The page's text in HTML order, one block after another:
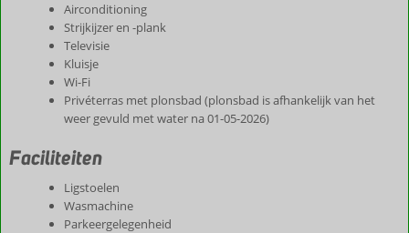
Airconditioning
Strijkijzer en -plank
Televisie
Kluisje
Wi-Fi
Privéterras met plonsbad (plonsbad is afhankelijk van het
weer gevuld met water na 01-05-2026)
Faciliteiten
Ligstoelen
Wasmachine
Parkeergelegenheid